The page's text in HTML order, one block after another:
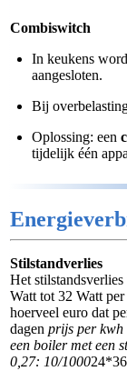
Combiswitch
In keukens
aangesloten.
Bij
Oplossing: een
tijdelijk één
Stilstandverlies
Het
Watt tot 32 Watt
hoerveel euro dat
dagen prijs per kwh
een boiler met een
0,27: 10/1000